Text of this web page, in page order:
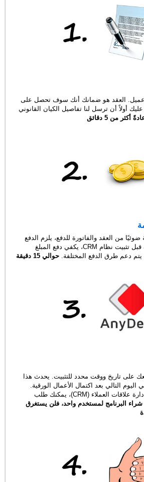
عميل. العقد هو ضمانك أنك سوف تحصل على
أولاً أن ترسل لنا تفاصيل الكيان القانوني
من 5 دقائق
من العقد والفاتورة للدفع، يلزم الدفع
مقدمًا. يرجى ملاحظة أنه قبل تثبيت نظام CRM، يكفي دفع المبلغ
دعم طرق الدفع المختلفة.حوالي 15 دقيقة
على تاريخ ووقت محدد للتثبيت. يحدث هذا
التالي بعد اكتمال الأعمال الورقية.
مباشرة بعد تثبيت نظام إدارة علاقات العملاء (CRM)، يمكنك طلب
شراء البرنامج لمستخدم واحد، فلن يستغرق